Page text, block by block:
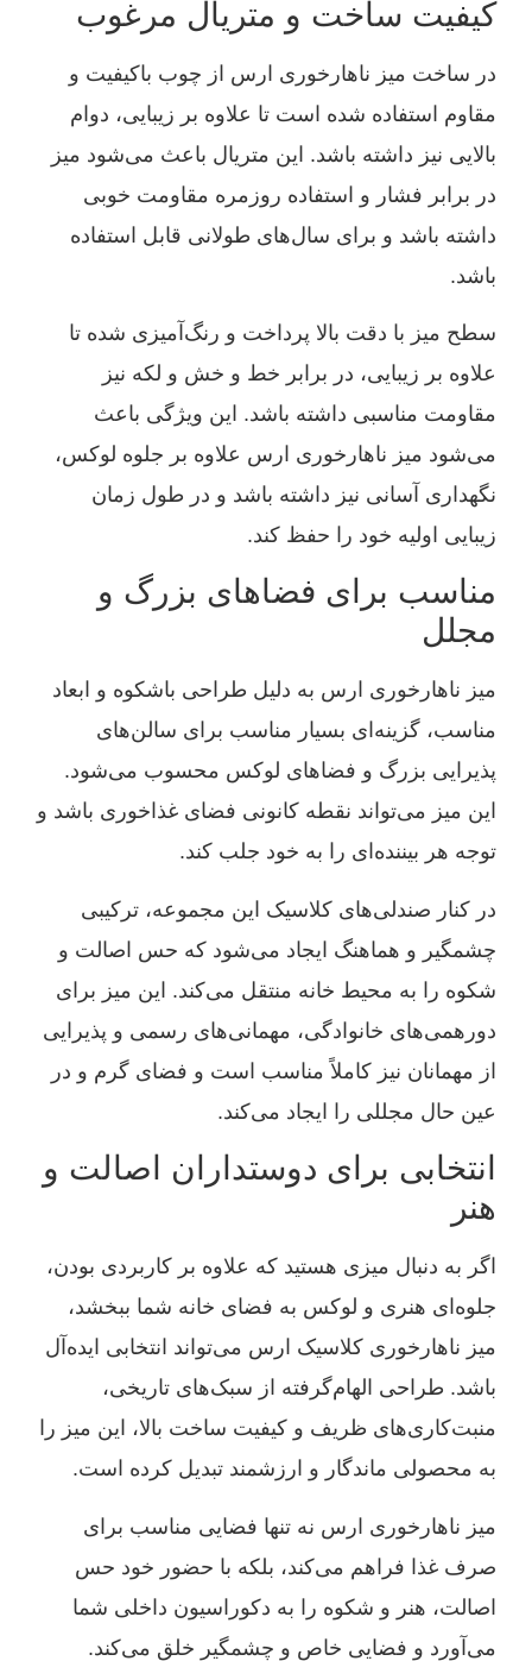
کیفیت ساخت و متریال مرغوب
در ساخت میز ناهارخوری ارس از چوب باکیفیت و
مقاوم استفاده شده است تا علاوه بر زیبایی، دوام
بالایی نیز داشته باشد. این متریال باعث می‌شود میز
در برابر فشار و استفاده روزمره مقاومت خوبی
داشته باشد و برای سال‌های طولانی قابل استفاده
باشد.
سطح میز با دقت بالا پرداخت و رنگ‌آمیزی شده تا
علاوه بر زیبایی، در برابر خط و خش و لکه نیز
مقاومت مناسبی داشته باشد. این ویژگی باعث
می‌شود میز ناهارخوری ارس علاوه بر جلوه لوکس،
نگهداری آسانی نیز داشته باشد و در طول زمان
زیبایی اولیه خود را حفظ کند.
مناسب برای فضاهای بزرگ و
مجلل
میز ناهارخوری ارس به دلیل طراحی باشکوه و ابعاد
مناسب، گزینه‌ای بسیار مناسب برای سالن‌های
پذیرایی بزرگ و فضاهای لوکس محسوب می‌شود.
این میز می‌تواند نقطه کانونی فضای غذاخوری باشد و
توجه هر بیننده‌ای را به خود جلب کند.
در کنار صندلی‌های کلاسیک این مجموعه، ترکیبی
چشمگیر و هماهنگ ایجاد می‌شود که حس اصالت و
شکوه را به محیط خانه منتقل می‌کند. این میز برای
دورهمی‌های خانوادگی، مهمانی‌های رسمی و پذیرایی
از مهمانان نیز کاملاً مناسب است و فضای گرم و در
عین حال مجللی را ایجاد می‌کند.
انتخابی برای دوستداران اصالت و
هنر
اگر به دنبال میزی هستید که علاوه بر کاربردی بودن،
جلوه‌ای هنری و لوکس به فضای خانه شما ببخشد،
میز ناهارخوری کلاسیک ارس می‌تواند انتخابی ایده‌آل
باشد. طراحی الهام‌گرفته از سبک‌های تاریخی،
منبت‌کاری‌های ظریف و کیفیت ساخت بالا، این میز را
به محصولی ماندگار و ارزشمند تبدیل کرده است.
میز ناهارخوری ارس نه تنها فضایی مناسب برای
صرف غذا فراهم می‌کند، بلکه با حضور خود حس
اصالت، هنر و شکوه را به دکوراسیون داخلی شما
می‌آورد و فضایی خاص و چشمگیر خلق می‌کند.